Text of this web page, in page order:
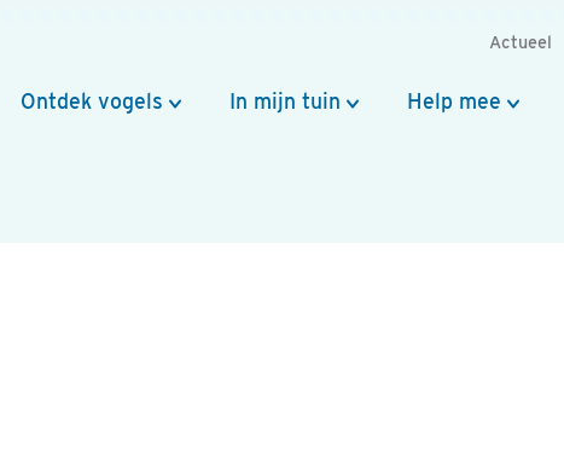
Actueel
Ontdek vogels In mijn tuin Help mee